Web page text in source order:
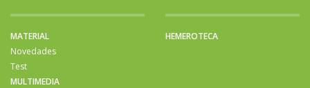
MATERIAL
Novedades
Test
MULTIMEDIA
HEMEROTECA